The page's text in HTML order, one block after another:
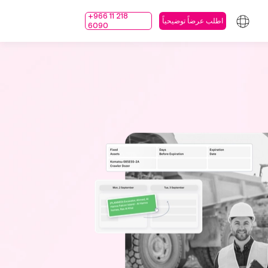
إدارة الشؤون المالية
إدارة المستودعات
المبيعات
كافة الخصائص
+966 11 218
6090
اطلب عرضاً توضيحياً